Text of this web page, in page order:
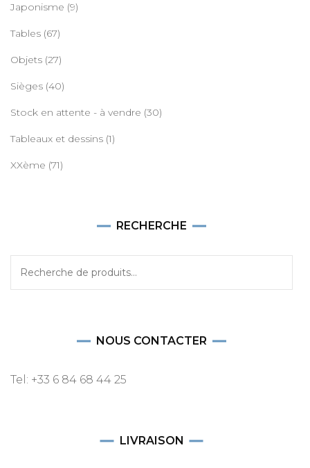
Japonisme (9)
Tables (67)
Objets (27)
Sièges (40)
Stock en attente - à vendre (30)
Tableaux et dessins (1)
XXème (71)
RECHERCHE
NOUS CONTACTER
Tel: +33 6 84 68 44 25
LIVRAISON